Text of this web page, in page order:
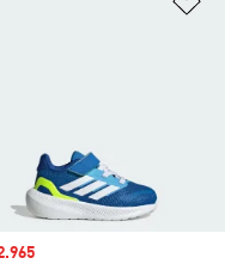
de venta